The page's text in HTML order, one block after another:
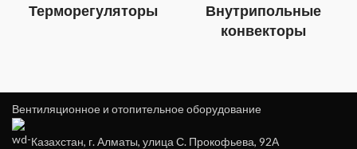
Терморегуляторы
Внутрипольные
конвекторы
Вентиляционное и отопительное оборудование
Казахстан, г. Алматы, улица С. Прокофьева, 92А